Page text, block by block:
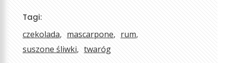
Tagi:
czekolada mascarpone
rum
suszone śliwki
twaróg